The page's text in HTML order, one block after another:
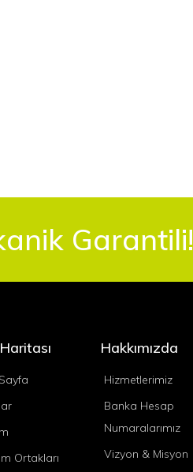
Garantili!
Ortakları
Hakkımızda
Hizmetlerimiz
Banka Hesap
Numaralarımız
Vizyon & Misyon